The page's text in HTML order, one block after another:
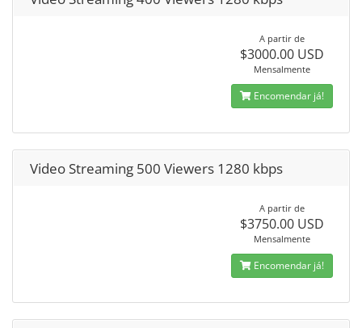
A partir de
$3000.00 USD
Mensalmente
Encomendar já!
Video Streaming 500 Viewers 1280 kbps
A partir de
$3750.00 USD
Mensalmente
Encomendar já!